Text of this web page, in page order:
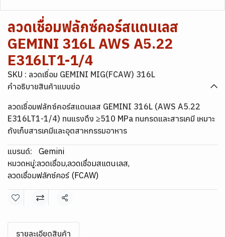
ลวดเชื่อมฟลักซ์คอร์สแตนเลส
GEMINI 316L AWS A5.22
E316LT1-1/4
SKU : ลวดเชื่อม GEMINI MIG(FCAW) 316L
คำอธิบายสินค้าแบบย่อ
ลวดเชื่อมฟลักซ์คอร์สแตนเลส GEMINI 316L (AWS A5.22
E316LT1-1/4) ทนแรงดึง ≥510 MPa ทนกรดและสารเคมี เหมาะ
ถังเก็บสารเคมีและอุตสาหกรรมอาหาร
แบรนด์:
Gemini
หมวดหมู่:ลวดเชื่อม,ลวดเชื่อมสแตนเลส,
ลวดเชื่อมฟลักซ์คอร์ (FCAW)
แชร์
รายละเอียดสินค้า